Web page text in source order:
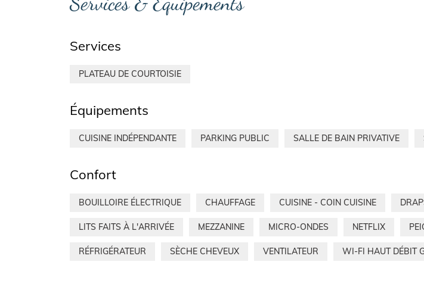
Services
PLATEAU DE COURTOISIE
Équipements
CUISINE INDÉPENDANTE PARKING PUBLIC SALLE DE BAIN PRIVATIVE
Confort
BOUILLOIRE ÉLECTRIQUE CHAUFFAGE CUISINE - COIN CUISINE
LITS FAITS À L'ARRIVÉE MEZZANINE MICRO-ONDES NETFLIX
RÉFRIGÉRATEUR SÈCHE CHEVEUX VENTILATEUR WI-FI HAUT DÉBIT